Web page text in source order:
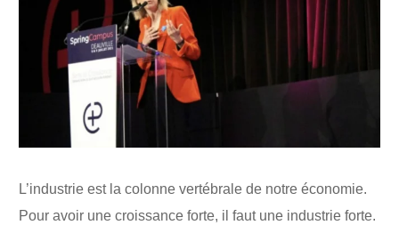
L’industrie est la colonne vertébrale de notre économie.
Pour avoir une croissance forte, il faut une industrie forte.